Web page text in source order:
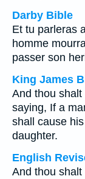
Darby Bible
Et tu parleras
homme
passer son
King James
And thou
saying, If a
shall cause
daughter.
English
And thou